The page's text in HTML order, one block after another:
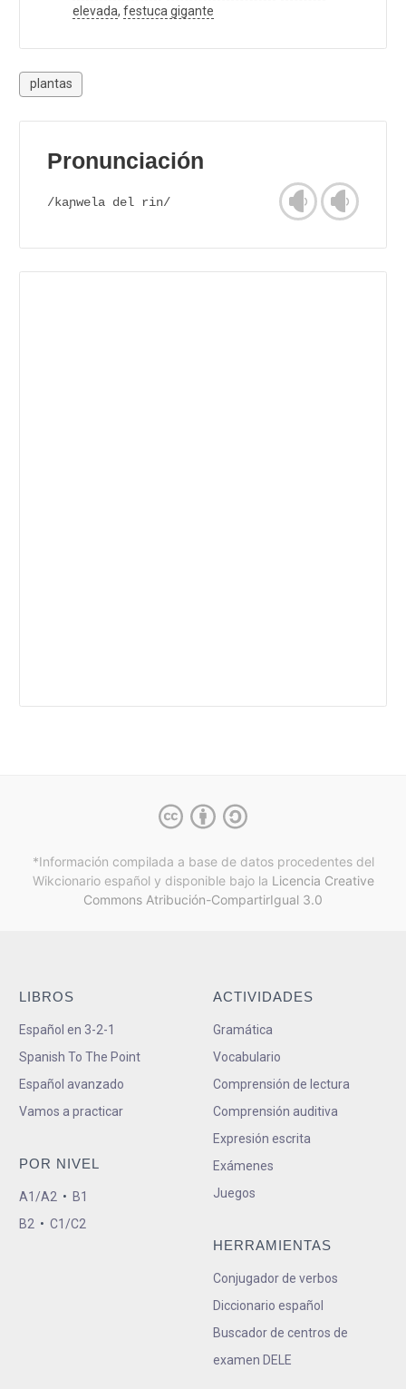
elevada, festuca gigante
plantas
Pronunciación
/kaɲwela del rin/
*Información compilada a base de datos procedentes del
Wikcionario español y disponible bajo la Licencia Creative
Commons Atribución-CompartirIgual 3.0
LIBROS
Español en 3-2-1
Spanish To The Point
Español avanzado
Vamos a practicar
POR NIVEL
A1/A2 • B1
B2 • C1/C2
ACTIVIDADES
Gramática
Vocabulario
Comprensión de lectura
Comprensión auditiva
Expresión escrita
Exámenes
Juegos
HERRAMIENTAS
Conjugador de verbos
Diccionario español
Buscador de centros de
examen DELE